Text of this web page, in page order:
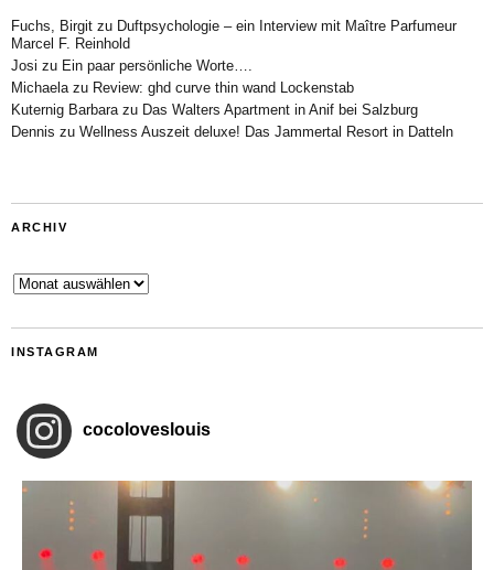
Fuchs, Birgit zu Duftpsychologie – ein Interview mit Maître Parfumeur
Marcel F. Reinhold
Josi zu Ein paar persönliche Worte….
Michaela zu Review: ghd curve thin wand Lockenstab
Kuternig Barbara zu Das Walters Apartment in Anif bei Salzburg
Dennis zu Wellness Auszeit deluxe! Das Jammertal Resort in Datteln
ARCHIV
Archiv
INSTAGRAM
cocoloveslouis